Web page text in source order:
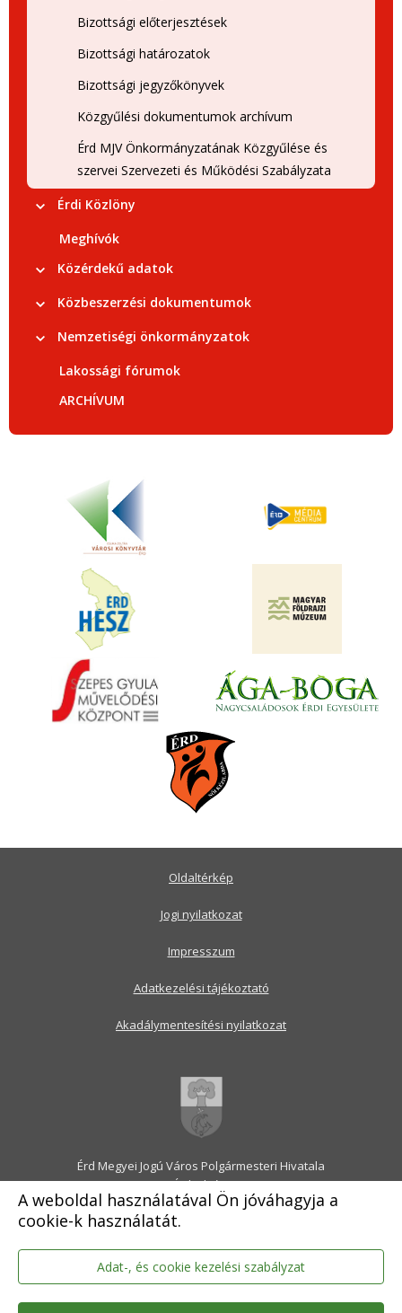
A weboldal használatával Ön jóváhagyja a
cookie-k használatát.
Adat-, és cookie kezelési szabályzat
Bizottsági előterjesztések
Bizottsági határozatok
Bizottsági jegyzőkönyvek
Közgyűlési dokumentumok archívum
Érd MJV Önkormányzatának Közgyűlése és
szervei Szervezeti és Működési Szabályzata
Érdi Közlöny
Meghívók
Közérdekű adatok
Közbeszerzési dokumentumok
Nemzetiségi önkormányzatok
Lakossági fórumok
ARCHÍVUM
Érd Megyei Jogú Város Polgármesteri Hivatala
2030 Érd, Alsó utca 1.
Levélcím: 2031 Érd, Pf.: 31
E-mail:onkormanyzat@erd.hu
Telefonközpont:06-23-522-300
Ügyfélszolgálat:06-23-522-301
Hivatali Kapu: ERDPH
KRID szám: 707189964
Oldaltérkép
Jogi nyilatkozat
Impresszum
Adatkezelési tájékoztató
Akadálymentesítési nyilatkozat